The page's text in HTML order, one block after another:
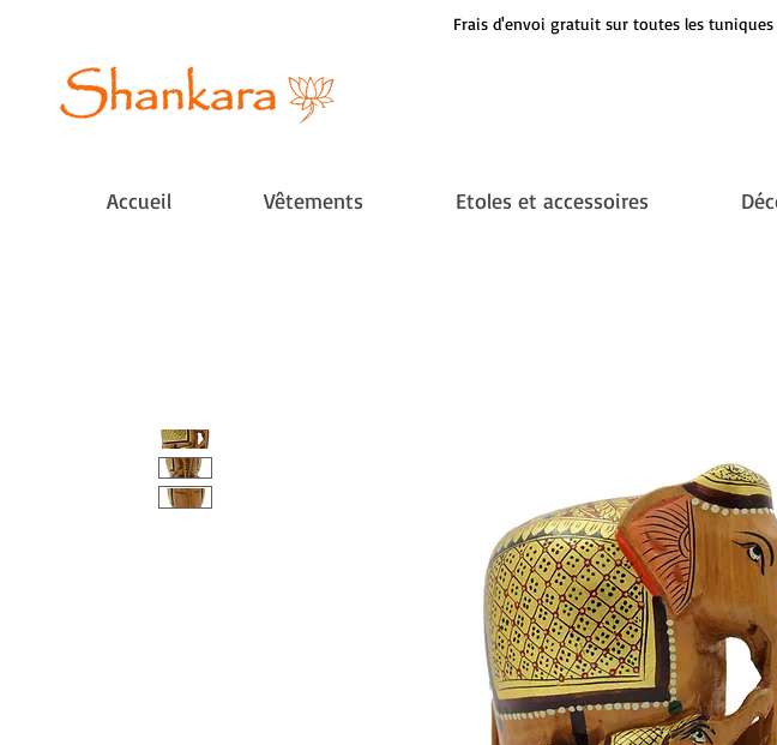
Frais d'envoi gratuit sur toutes les tuniques
Accueil Vêtements Etoles et accessoires